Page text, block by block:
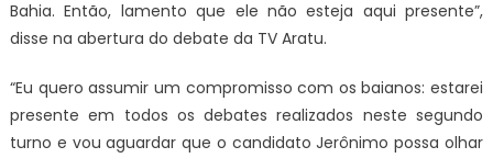
Bahia. Então, lamento que ele não esteja aqui presente”,
disse na abertura do debate da TV Aratu.
“Eu quero assumir um compromisso com os baianos: estarei
presente em todos os debates realizados neste segundo
turno e vou aguardar que o candidato Jerônimo possa olhar